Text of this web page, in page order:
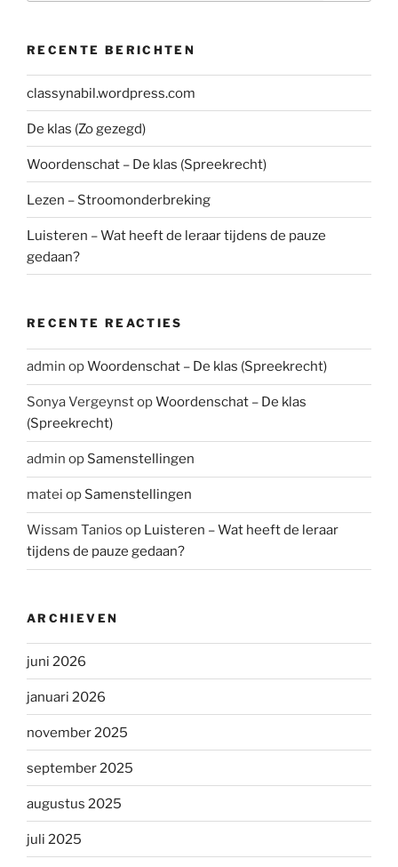
RECENTE BERICHTEN
classynabil.wordpress.com
De klas (Zo gezegd)
Woordenschat – De klas (Spreekrecht)
Lezen – Stroomonderbreking
Luisteren – Wat heeft de leraar tijdens de pauze
gedaan?
RECENTE REACTIES
admin opWoordenschat – De klas (Spreekrecht)
Sonya VergeynstopWoordenschat – De klas
(Spreekrecht)
admin op Samenstellingen
matei op Samenstellingen
Wissam Tanios op Luisteren – Wat heeft de leraar
tijdens de pauze gedaan?
ARCHIEVEN
juni 2026
januari 2026
november 2025
september 2025
augustus 2025
juli 2025